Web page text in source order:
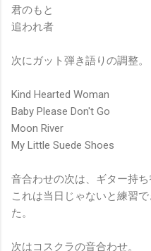
君のもと
追われ者
次にガット弾き語りの調整。
Kind Hearted Woman
Baby Please Don't Go
Moon River
My Little Suede Shoes
音合わせの次は、ギター持
これは当日じゃないと練習
た。
次はコスクラの音合わせ。